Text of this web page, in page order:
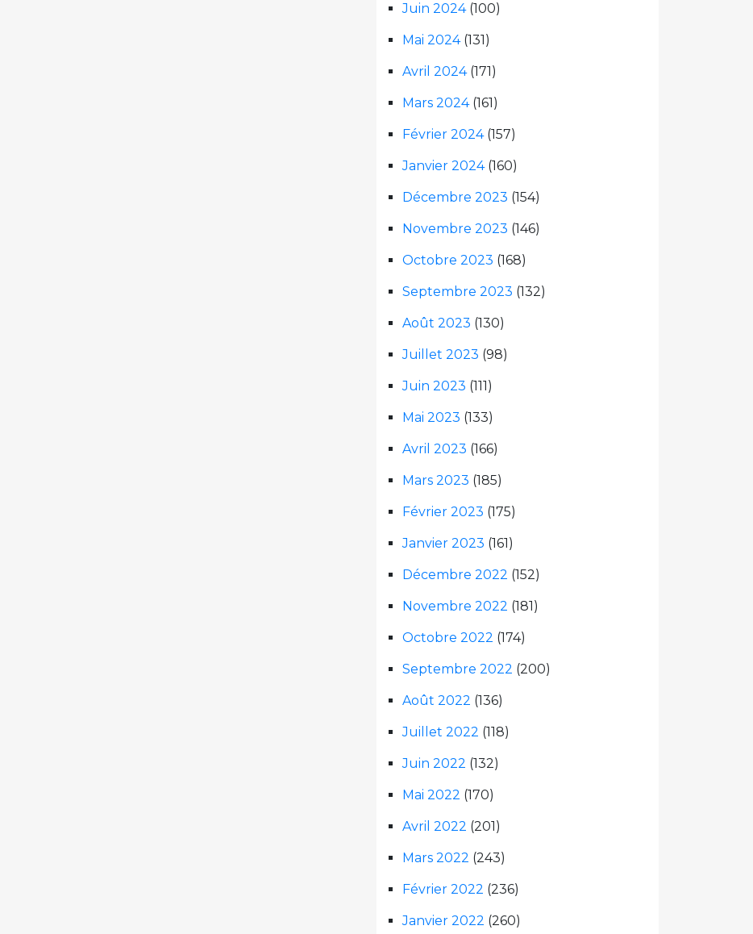
Juin 2024(100)
Mai 2024(131)
Avril 2024(171)
Mars 2024(161)
Février 2024(157)
Janvier 2024(160)
Décembre 2023 (154)
Novembre 2023 (146)
Octobre 2023 (168)
Septembre 2023 (132)
Août 2023 (130)
Juillet 2023 (98)
Juin 2023 (111)
Mai 2023 (133)
Avril 2023 (166)
Mars 2023 (185)
Février 2023 (175)
Janvier 2023 (161)
Décembre 2022 (152)
Novembre 2022 (181)
Octobre 2022 (174)
Septembre 2022 (200)
Août 2022 (136)
Juillet 2022 (118)
Juin 2022 (132)
Mai 2022 (170)
Avril 2022 (201)
Mars 2022 (243)
Février 2022 (236)
Janvier 2022 (260)